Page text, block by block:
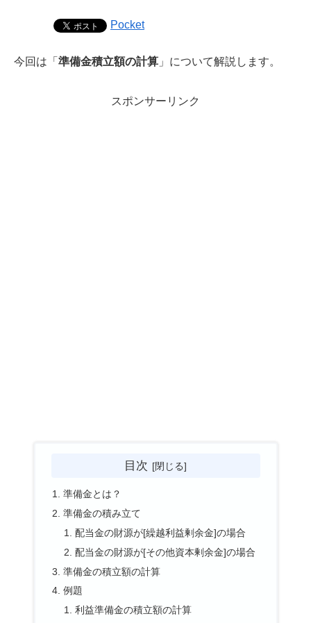
Pocket
今回は「 準備金積立額の計算 」について解説します。
スポンサーリンク
目次
準備金とは？
準備金の積み立て
配当金の財源が[繰越利益剰余金]の場合
配当金の財源が[その他資本剰余金]の場合
準備金の積立額の計算
例題
利益準備金の積立額の計算